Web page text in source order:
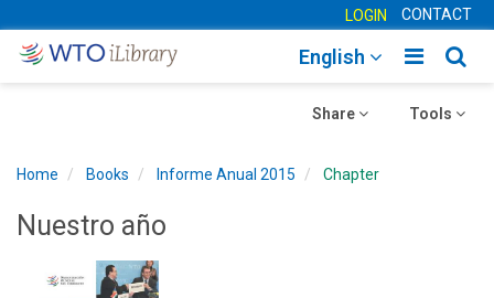
LOGIN CONTACT
Toggle
English
Toggle
Tools
Toggle
Share
Home Books Informe Anual 2015 Chapter
Nuestro año